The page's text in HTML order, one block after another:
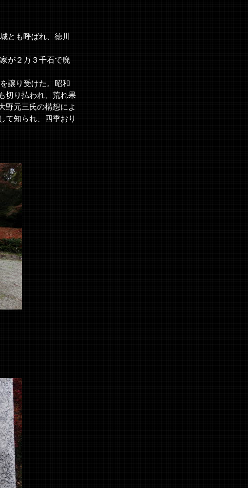
とも呼ばれ、徳川
が２万３千石で廃
譲り受けた。昭和
切り払われ、荒れ果
野元三氏の構想によ
て知られ、四季おり